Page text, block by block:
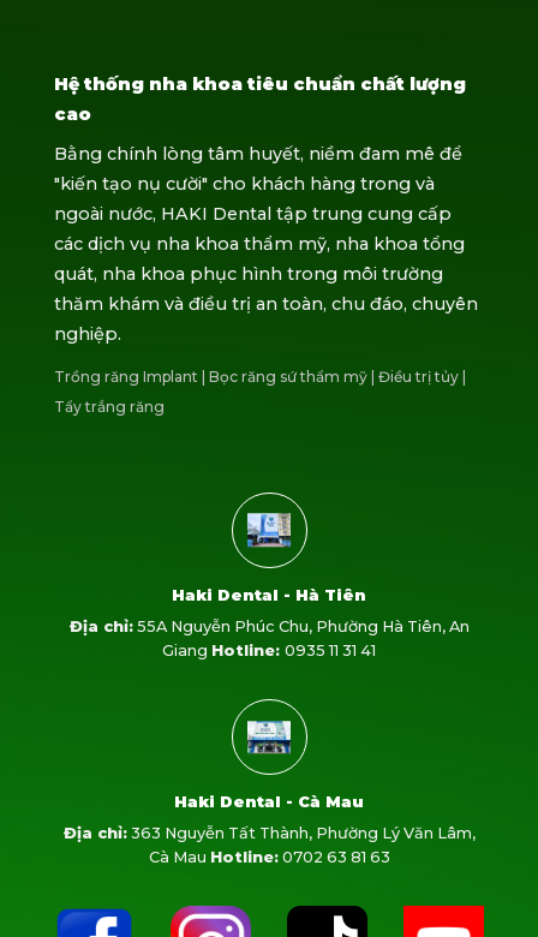
Hệ thống nha khoa tiêu chuẩn chất lượng
cao
Bằng chính lòng tâm huyết, niềm đam mê để
"kiến tạo nụ cười" cho khách hàng trong và
ngoài nước, HAKI Dental tập trung cung cấp
các dịch vụ nha khoa thẩm mỹ, nha khoa tổng
quát, nha khoa phục hình trong môi trường
thăm khám và điều trị an toàn, chu đáo, chuyên
nghiệp.
Trồng răng Implant Bọc răng sứ thẩm mỹ Điều trị tủy
Tẩy trắng răng
Haki Dental - Hà Tiên
Địa chỉ:55A Nguyễn Phúc Chu, Phường Hà Tiên, An
Giang Hotline: 0935 11 31 41
Haki Dental - Cà Mau
Địa chỉ:363 Nguyễn Tất Thành, Phường Lý Văn Lâm,
Cà Mau Hotline:0702 63 81 63